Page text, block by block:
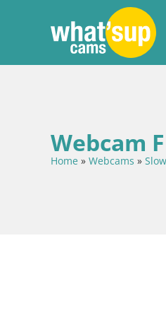
Webcam
Home » Webcams »